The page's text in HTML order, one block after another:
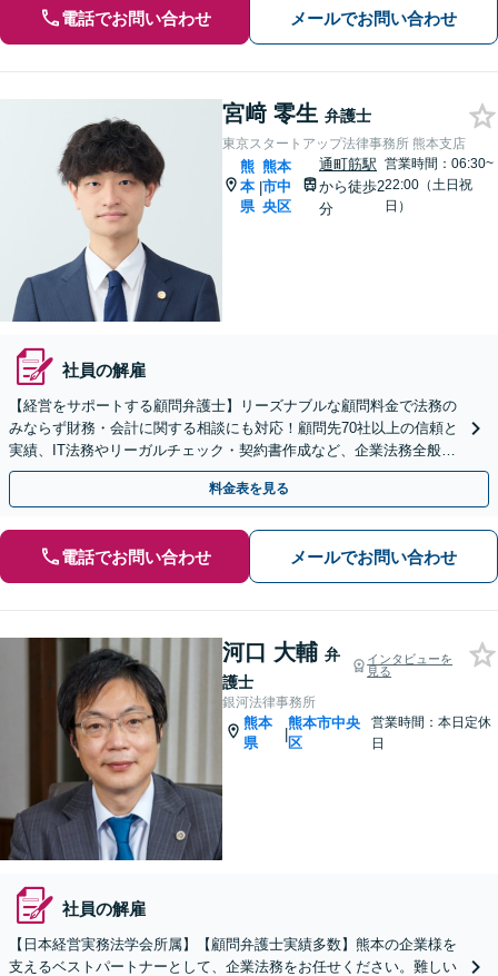
電話でお問い合わせ メールでお問い合わせ
宮﨑 零生 弁護士
東京スタートアップ法律事務所 熊本支店
熊
本
県
|
熊本
市中
央区
通町筋駅
から徒歩2
分
営業時間：06:30~
22:00（土日祝
日）
社員の解雇
【経営をサポートする顧問弁護士】リーズナブルな顧問料金で法務の
みならず財務・会計に関する相談にも対応！顧問先70社以上の信頼と
実績、IT法務やリーガルチェック・契約書作成など、企業法務全般に
ついてお気軽にご相談ください。
料金表を見る
電話でお問い合わせ メールでお問い合わせ
河口 大輔 弁
護士
インタビューを
見る
銀河法律事務所
熊本
県
|
熊本市中央
区
営業時間：本日定休
日
社員の解雇
【日本経営実務法学会所属】【顧問弁護士実績多数】熊本の企業様を
支えるベストパートナーとして、企業法務をお任せください。難しい